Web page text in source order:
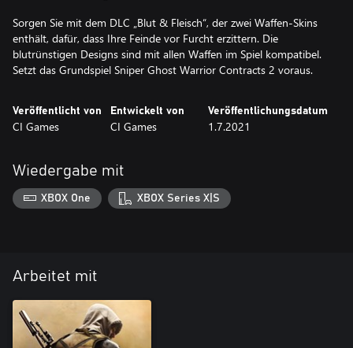
Sorgen Sie mit dem DLC „Blut & Fleisch“, der zwei Waffen-Skins
enthält, dafür, dass Ihre Feinde vor Furcht erzittern. Die
blutrünstigen Designs sind mit allen Waffen im Spiel kompatibel.
Setzt das Grundspiel Sniper Ghost Warrior Contracts 2 voraus.
Veröffentlicht von
CI Games
Entwickelt von
CI Games
Veröffentlichungsdatum
1.7.2021
Wiedergabe mit
XBOX One XBOX Series X|S
Arbeitet mit